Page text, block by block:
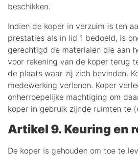
beschikken.
Indien de koper in verzuim is ten
prestaties als in lid 1 bedoeld, is
gerechtigd de materialen die aan
voor rekening van de koper terug
de plaats waar zij zich bevinden.
medewerking verlenen. Koper
onherroepelijke machtiging om
koper in gebruik zijnde ruimten te
Artikel 9. Keuring en
De koper is gehouden om toe te